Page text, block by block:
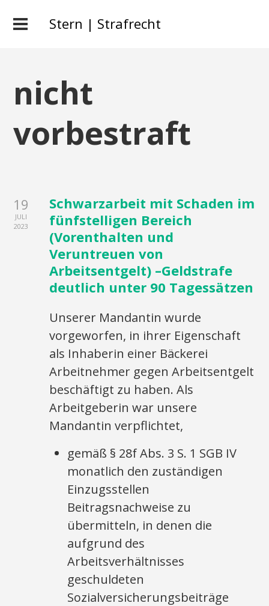
Stern | Strafrecht
nicht
vorbestraft
19
JULI
2023
Schwarzarbeit mit Schaden im
fünfstelligen Bereich
(Vorenthalten und
Veruntreuen von
Arbeitsentgelt) –Geldstrafe
deutlich unter 90 Tagessätzen
Unserer Mandantin wurde
vorgeworfen, in ihrer Eigenschaft
als Inhaberin einer Bäckerei
Arbeitnehmer gegen Arbeitsentgelt
beschäftigt zu haben. Als
Arbeitgeberin war unsere
Mandantin verpflichtet,
gemäß § 28f Abs. 3 S. 1 SGB IV
monatlich den zuständigen
Einzugsstellen
Beitragsnachweise zu
übermitteln, in denen die
aufgrund des
Arbeitsverhältnisses
geschuldeten
Sozialversicherungsbeiträge